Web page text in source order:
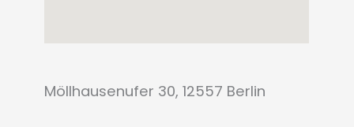
Möllhausenufer 30, 12557 Berlin